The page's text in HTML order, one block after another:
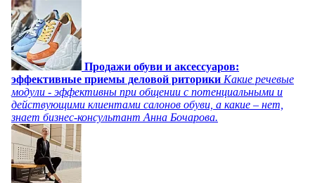
Продажи обуви и аксессуаров:
эффективные приемы деловой риторики Какие речевые
модули - эффективны при общении с потенциальными и
действующими клиентами салонов обуви, а какие – нет,
знает бизнес-консультант Анна Бочарова.